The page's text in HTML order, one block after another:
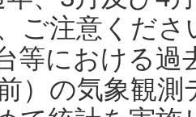
ご注意くだ
等における過
前）の気象観